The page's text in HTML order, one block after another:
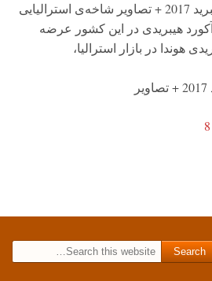
عکس های هوندا آکورد هیبرید 2017 + تصاویر شاخه‌ی استرالیایی
هیبریدی در این کشور عرضه
هوندا در بازار استرالیا،